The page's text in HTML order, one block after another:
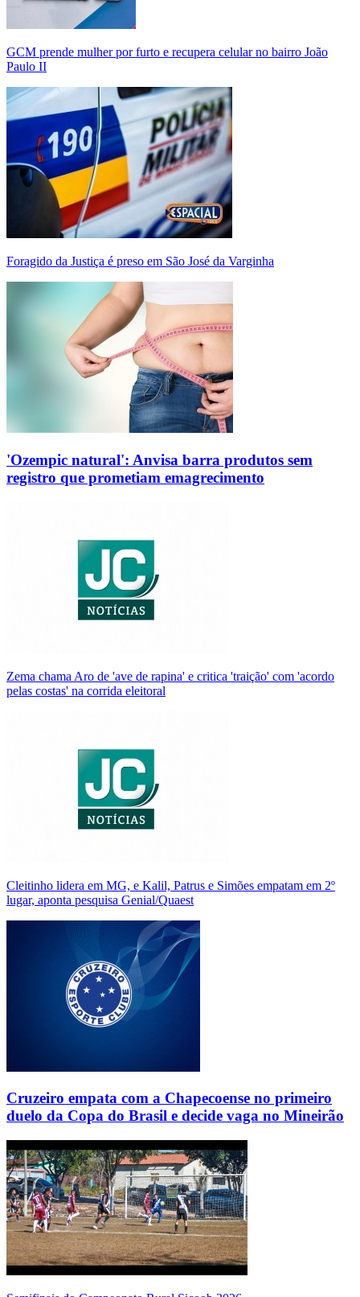
GCM prende mulher por furto e recupera celular no bairro João
Paulo II
Foragido da Justiça é preso em São José da Varginha
'Ozempic natural': Anvisa barra produtos sem
registro que prometiam emagrecimento
Zema chama Aro de 'ave de rapina' e critica 'traição' com 'acordo
pelas costas' na corrida eleitoral
Cleitinho lidera em MG, e Kalil, Patrus e Simões empatam em 2º
lugar, aponta pesquisa Genial/Quaest
Cruzeiro empata com a Chapecoense no primeiro
duelo da Copa do Brasil e decide vaga no Mineirão